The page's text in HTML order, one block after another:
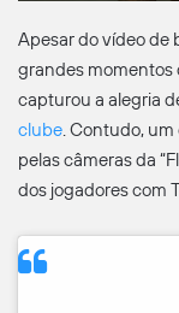
Apesar do vídeo de
grandes momentos
capturou a alegria
clube. Contudo,
pelas câmeras da
dos jogadores com